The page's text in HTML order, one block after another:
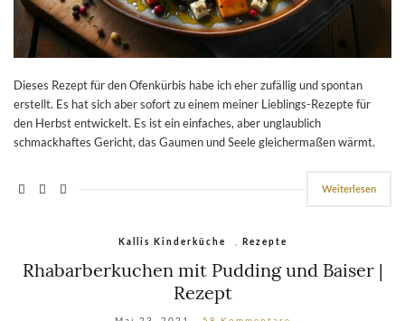
Dieses Rezept für den Ofenkürbis habe ich eher zufällig und spontan
erstellt. Es hat sich aber sofort zu einem meiner Lieblings-Rezepte für
den Herbst entwickelt. Es ist ein einfaches, aber unglaublich
schmackhaftes Gericht, das Gaumen und Seele gleichermaßen wärmt.
Weiterlesen
Kallis Kinderküche Rezepte
Rhabarberkuchen mit Pudding und Baiser |
Rezept